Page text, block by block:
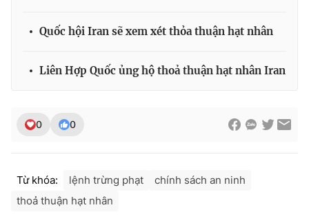
THỜI BÁO VTV
Theo dõi báo trên
Quốc hội Iran sẽ xem xét thỏa thuận hạt nhân
Liên Hợp Quốc ủng hộ thoả thuận hạt nhân Iran
0 0
Từ khóa: lệnh trừng phạt
chính sách an ninh
thoả thuận hạt nhân